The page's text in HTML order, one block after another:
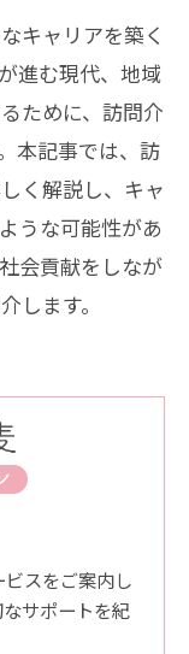
キャリアを築く
進む現代、地域
ために、訪問介
本記事では、訪
く解説し、キャ
うな可能性があ
会貢献をしなが
します。
スをご案内し
サポートを紀